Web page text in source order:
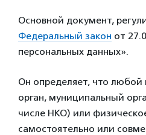
Основной документ,
Федеральный закон от
персональных данных».
Он определяет, что любой
орган, муниципальный
числе НКО) или
самостоятельно или